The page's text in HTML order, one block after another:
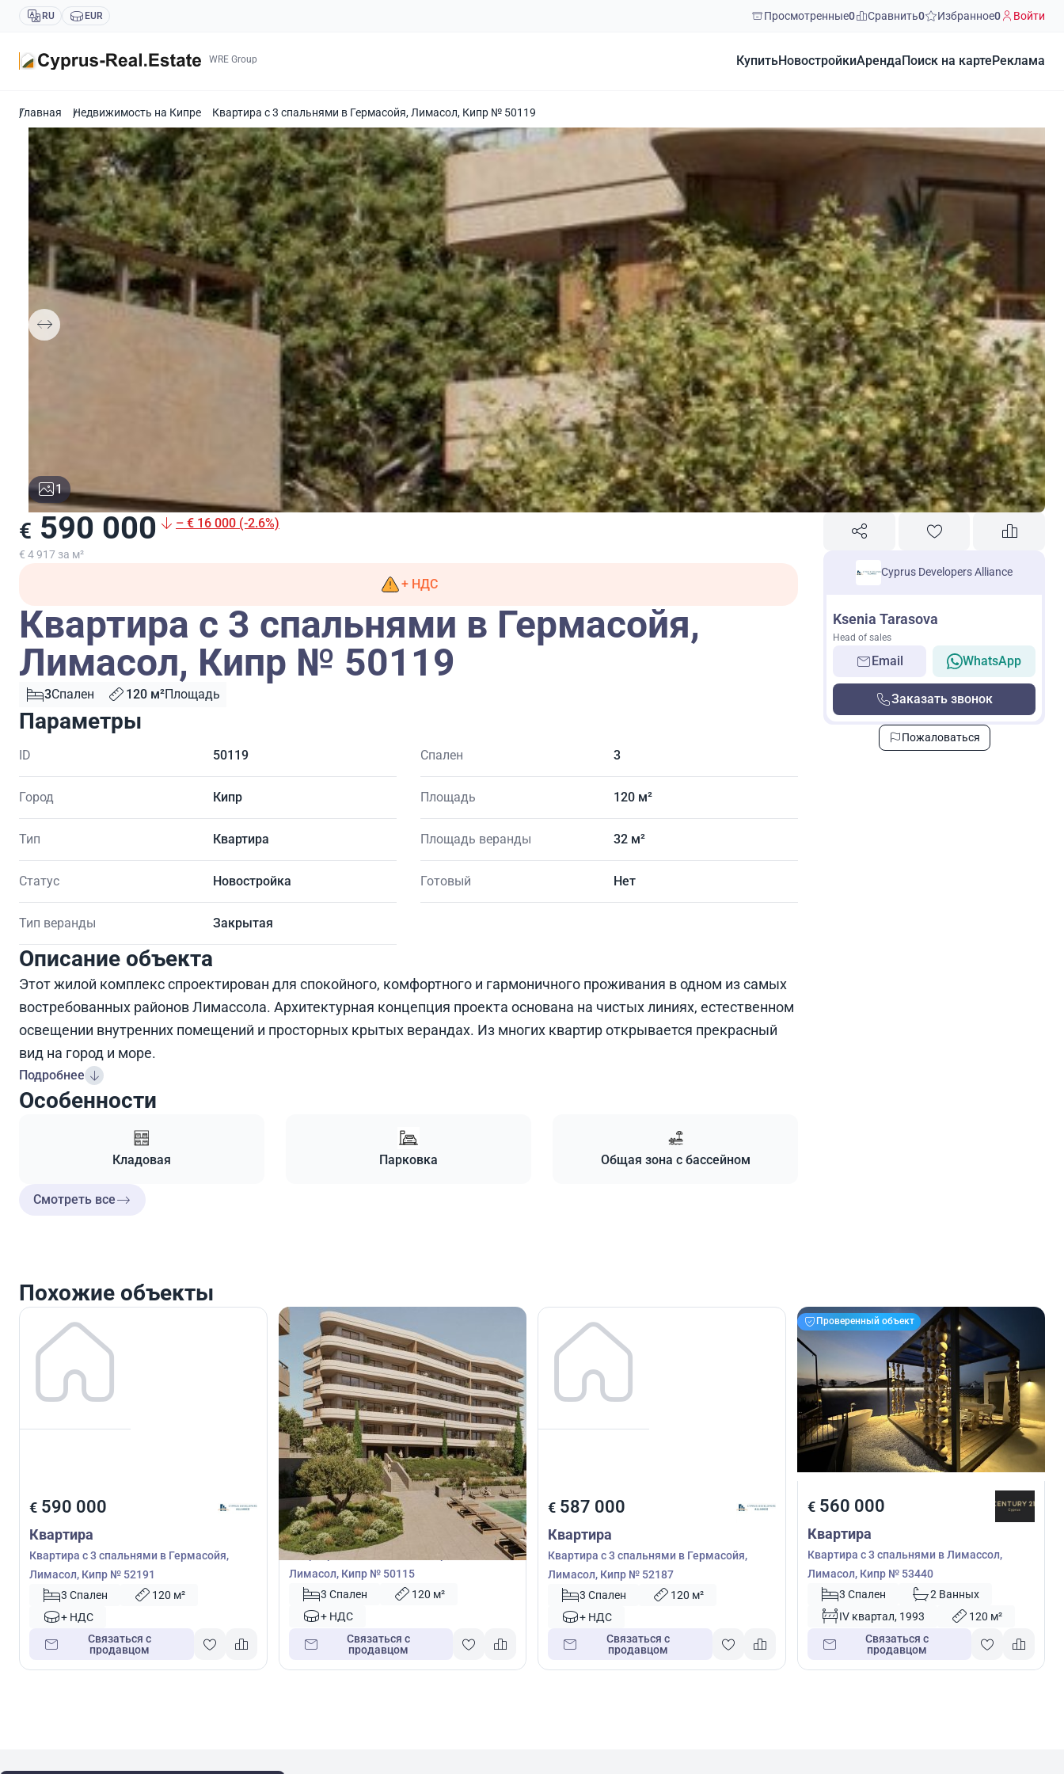
RU EUR Просмотренные0 Сравнить0 Избранное0 Войти
WRE Group КупитьНовостройкиАренда Поиск на карте Реклама
Главная Недвижимость на Кипре Квартира с 3 спальнями в Гермасойя, Лимасол, Кипр № 50119
1
€ 590 000 – € 16 000 (-2.6%)
€ 4 917 за м²
+ НДС
Квартира с 3 спальнями в Гермасойя,
Лимасол, Кипр № 50119
3Спален 120 м²Площадь
Параметры
ID 50119
Город Кипр
Тип Квартира
Статус Новостройка
Тип веранды Закрытая
Спален 3
Площадь 120 м²
Площадь веранды 32 м²
Готовый Нет
Описание объекта
Этот жилой комплекс спроектирован для спокойного, комфортного и гармоничного проживания в одном из самых
востребованных районов Лимассола. Архитектурная концепция проекта основана на чистых линиях, естественном
освещении внутренних помещений и просторных крытых верандах. Из многих квартир открывается прекрасный
вид на город и море.
Подробнее
Особенности
Кладовая Парковка Общая зона с бассейном
Смотреть все
Cyprus Developers Alliance
Ksenia Tarasova
Head of sales
Email WhatsApp
Заказать звонок
Пожаловаться
Похожие объекты
€ 590 000
Квартира
Квартира с 3 спальнями в Гермасойя,
Лимасол, Кипр № 52191
3 Спален
120 м²
+ НДС
Связаться с
продавцом
€587 000
Квартира
Квартира с 3 спальнями в Гермасойя,
Лимасол, Кипр № 50115
3 Спален
120 м²
+ НДС
Связаться с
продавцом
€ 587 000
Квартира
Квартира с 3 спальнями в Гермасойя,
Лимасол, Кипр № 52187
3 Спален
120 м²
+ НДС
Связаться с
продавцом
Проверенный объект
€560 000
Квартира
Квартира с 3 спальнями в Лимассол,
Лимасол, Кипр № 53440
3 Спален
2 Ванных
IV квартал, 1993
120 м²
Связаться с
продавцом